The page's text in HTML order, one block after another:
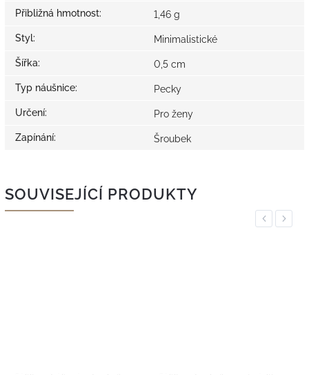
Přibližná hmotnost: 1,46 g
Styl: Minimalistické
Šířka: 0,5 cm
Typ náušnice: Pecky
Určení: Pro ženy
Zapínání: Šroubek
SOUVISEJÍCÍ PRODUKTY
Previous
Next